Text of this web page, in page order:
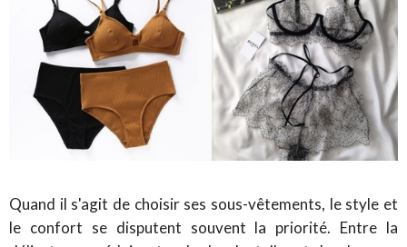
Quand il s'agit de choisir ses sous-vêtements, le style et
le confort se disputent souvent la priorité. Entre la